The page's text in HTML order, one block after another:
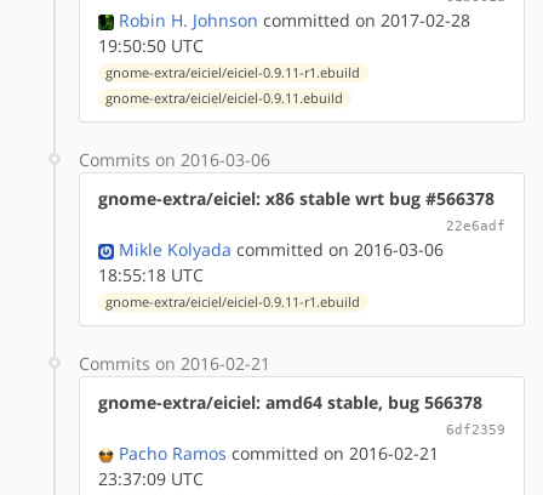
Robin H. Johnson committed on 2017-02-28
19:50:50 UTC
gnome-extra/eiciel/eiciel-0.9.11-r1.ebuild
gnome-extra/eiciel/eiciel-0.9.11.ebuild
Commits on 2016-03-06
gnome-extra/eiciel: x86 stable wrt bug #566378
22e6adf
Mikle Kolyada committed on 2016-03-06
18:55:18 UTC
gnome-extra/eiciel/eiciel-0.9.11-r1.ebuild
Commits on 2016-02-21
gnome-extra/eiciel: amd64 stable, bug 566378
6df2359
Pacho Ramos committed on 2016-02-21
23:37:09 UTC